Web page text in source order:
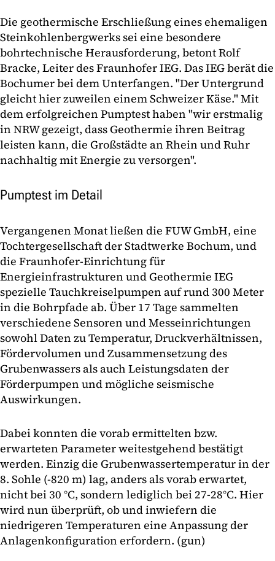
Die geothermische Erschließung eines ehemaligen
Steinkohlenbergwerks sei eine besondere
bohrtechnische Herausforderung, betont Rolf
Bracke, Leiter des Fraunhofer IEG. Das IEG berät die
Bochumer bei dem Unterfangen. "Der Untergrund
gleicht hier zuweilen einem Schweizer Käse." Mit
dem erfolgreichen Pumptest haben "wir erstmalig
in NRW gezeigt, dass Geothermie ihren Beitrag
leisten kann, die Großstädte an Rhein und Ruhr
nachhaltig mit Energie zu versorgen".
Pumptest im Detail
Vergangenen Monat ließen die FUW GmbH, eine
Tochtergesellschaft der Stadtwerke Bochum, und
die Fraunhofer-Einrichtung für
Energieinfrastrukturen und Geothermie IEG
spezielle Tauchkreiselpumpen auf rund 300 Meter
in die Bohrpfade ab. Über 17 Tage sammelten
verschiedene Sensoren und Messeinrichtungen
sowohl Daten zu Temperatur, Druckverhältnissen,
Fördervolumen und Zusammensetzung des
Grubenwassers als auch Leistungsdaten der
Förderpumpen und mögliche seismische
Auswirkungen.
Dabei konnten die vorab ermittelten bzw.
erwarteten Parameter weitestgehend bestätigt
werden. Einzig die Grubenwassertemperatur in der
8. Sohle (-820 m) lag, anders als vorab erwartet,
nicht bei 30 °C, sondern lediglich bei 27-28°C. Hier
wird nun überprüft, ob und inwiefern die
niedrigeren Temperaturen eine Anpassung der
Anlagenkonfiguration erfordern. (gun)